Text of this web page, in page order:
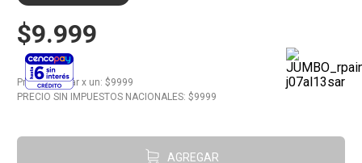
$9.999
Precio regular x un: $9999
PRECIO SIN IMPUESTOS NACIONALES: $9999
AGREGAR
. Carne